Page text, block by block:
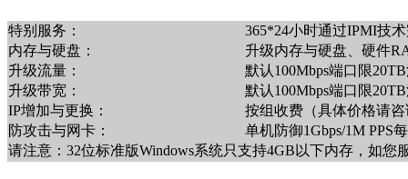
特别服务：
365*24小时通过IPMI技
内存与硬盘：
升级内存与硬盘、硬件
升级流量：
默认100Mbps端口限
升级带宽：
默认100Mbps端口限
IP增加与更换：
按组收费（具体价格请咨
防攻击与网卡：
单机防御1Gbps/1M PPS
请注意：32位标准版Windows系统只支持4GB以下内存，如